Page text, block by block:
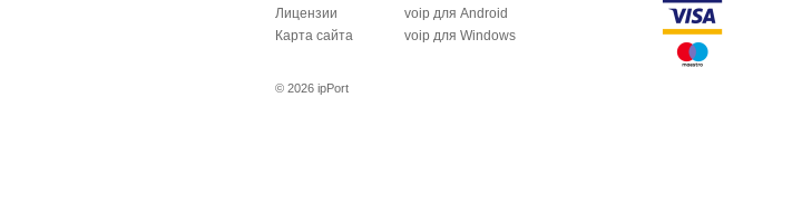
Лицензии
Карта сайта
voip для Android
voip для Windows
© 2026 ipPort